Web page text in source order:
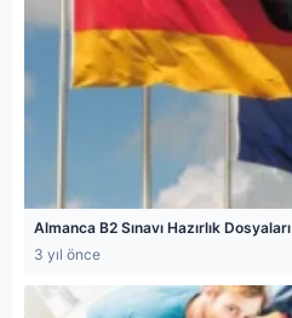
Almanca B2 Sınavı Hazırlık Dosyaları
3 yıl önce